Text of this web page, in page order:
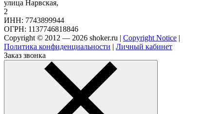
улица Нарвская,
2
ИНН: 7743899944
ОГРН: 1137746818846
Copyright © 2012 — 2026 shoker.ru | Copyright Notice |
Политика конфиденциальности | Личный кабинет
Заказ звонка